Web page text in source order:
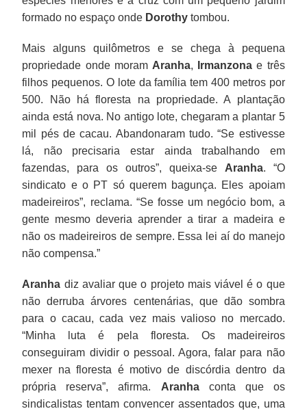
formado no espaço onde Dorothy tombou.
Mais alguns quilômetros e se chega à pequena
propriedade onde moram Aranha, Irmanzona e três
filhos pequenos. O lote da família tem 400 metros por
500. Não há floresta na propriedade. A plantação
ainda está nova. No antigo lote, chegaram a plantar 5
mil pés de cacau. Abandonaram tudo. “Se estivesse
lá, não precisaria estar ainda trabalhando em
fazendas, para os outros”, queixa-se Aranha. “O
sindicato e o PT só querem bagunça. Eles apoiam
madeireiros”, reclama. “Se fosse um negócio bom, a
gente mesmo deveria aprender a tirar a madeira e
não os madeireiros de sempre. Essa lei aí do manejo
não compensa.”
Aranha diz avaliar que o projeto mais viável é o que
não derruba árvores centenárias, que dão sombra
para o cacau, cada vez mais valioso no mercado.
“Minha luta é pela floresta. Os madeireiros
conseguiram dividir o pessoal. Agora, falar para não
mexer na floresta é motivo de discórdia dentro da
própria reserva”, afirma. Aranhaconta que os
sindicalistas tentam convencer assentados que, uma